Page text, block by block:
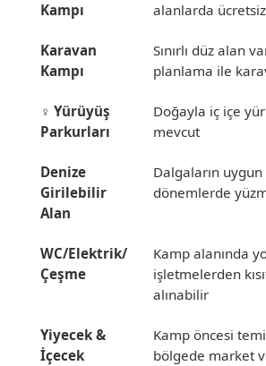
Kampı
alanlarda
Karavan
Kampı
Sınırlı düz alan
planlama ile
‍♀️ Yürüyüş
Parkurları
Doğayla iç içe
mevcut
Denize
Girilebilir
Alan
Dalgaların
dönemlerde
WC/Elektrik/
Çeşme
Kamp alanında
işletmelerden
alınabilir
Yiyecek &
İçecek
Kamp öncesi
bölgede market